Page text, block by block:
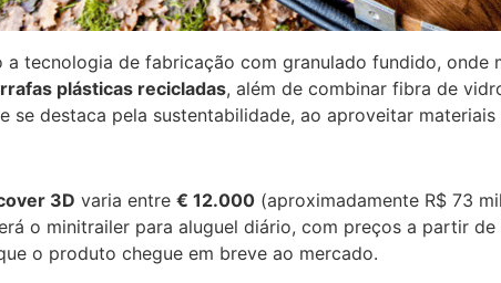
tecnologia de fabricação com granulado fundido,
plásticas recicladas, além de combinar fibra de
se destaca pela sustentabilidade, ao aproveitar
3D varia entre € 12.000 (aproximadamente R$ 73
o minitrailer para aluguel diário, com preços a partir de
o produto chegue em breve ao mercado.